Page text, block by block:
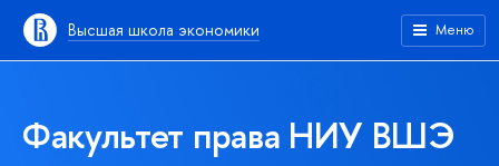
Высшая школа экономики Меню
Факультет права НИУ ВШЭ